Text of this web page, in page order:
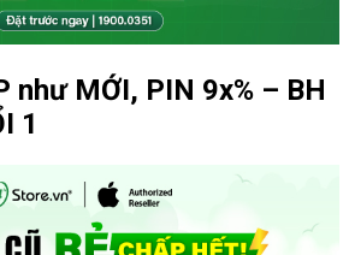
như MỚI, PIN 9x% – BH
1